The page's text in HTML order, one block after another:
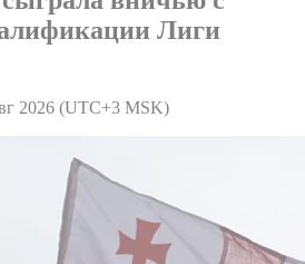
Лиги
2026 (UTC+3 MSK)